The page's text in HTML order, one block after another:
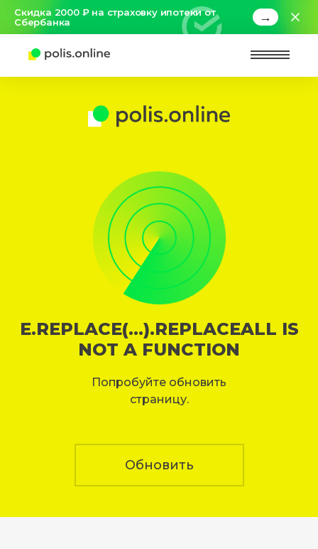
Скидка 2000 ₽ на страховку ипотеки от
Сбербанка
→
E.REPLACE(...).REPLACEALL IS
NOT A FUNCTION
Попробуйте обновить
страницу.
Обновить